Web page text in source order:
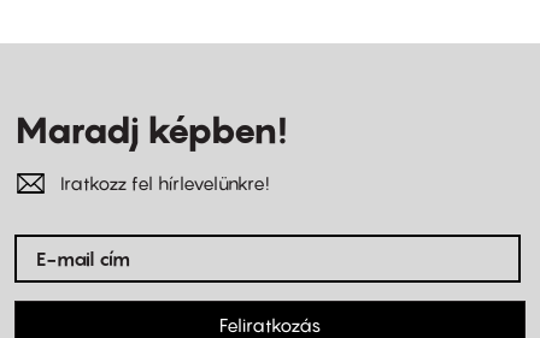
Maradj képben!
Iratkozz fel hírlevelünkre!
Feliratkozás